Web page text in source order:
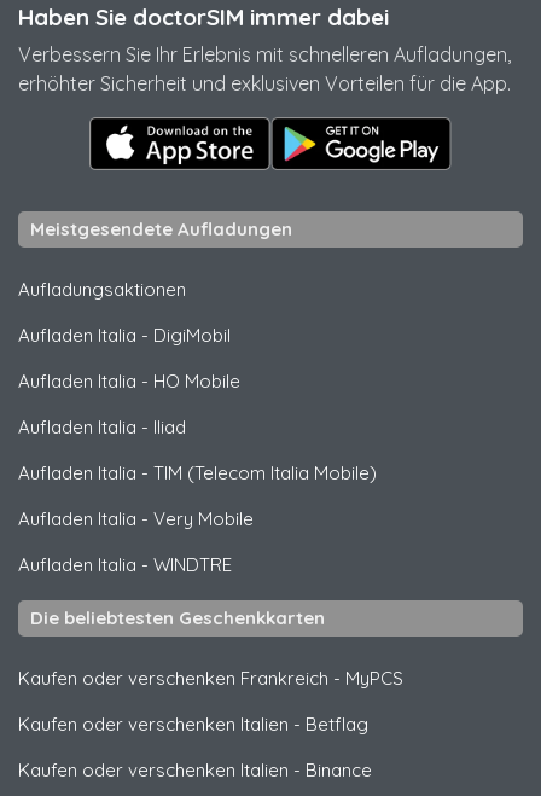
Haben Sie doctorSIM immer dabei
Verbessern Sie Ihr Erlebnis mit schnelleren Aufladungen,
erhöhter Sicherheit und exklusiven Vorteilen für die App.
Meistgesendete Aufladungen
Aufladungsaktionen
Aufladen Italia - DigiMobil
Aufladen Italia - HO Mobile
Aufladen Italia - Iliad
Aufladen Italia - TIM (Telecom Italia Mobile)
Aufladen Italia - Very Mobile
Aufladen Italia - WINDTRE
Die beliebtesten Geschenkkarten
Kaufen oder verschenken Frankreich - MyPCS
Kaufen oder verschenken Italien - Betflag
Kaufen oder verschenken Italien - Binance